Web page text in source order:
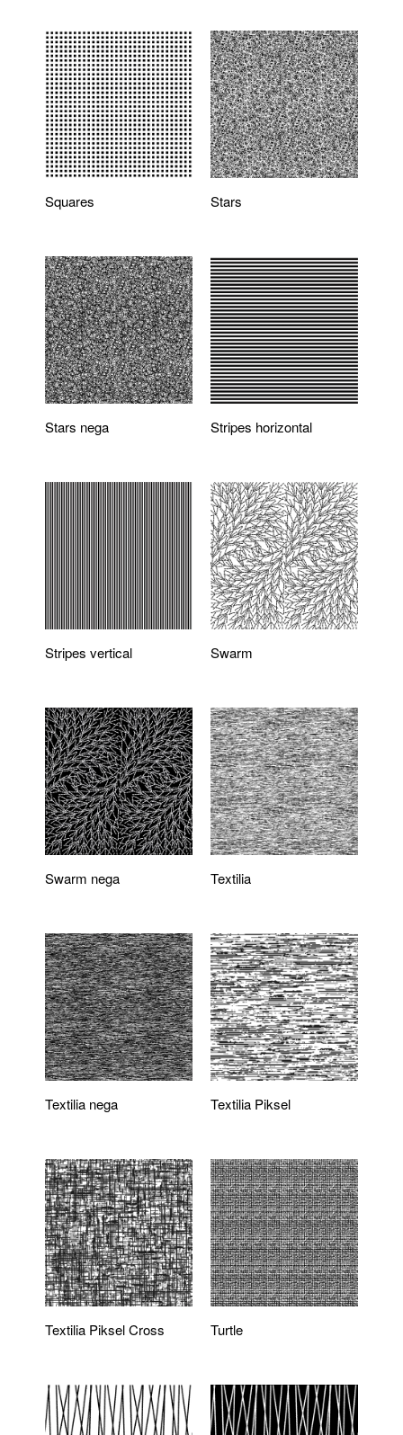
Squares Stars
Stars nega Stripes horizontal
Stripes vertical Swarm
Swarm nega Textilia
Textilia nega Textilia Piksel
Textilia Piksel Cross Turtle